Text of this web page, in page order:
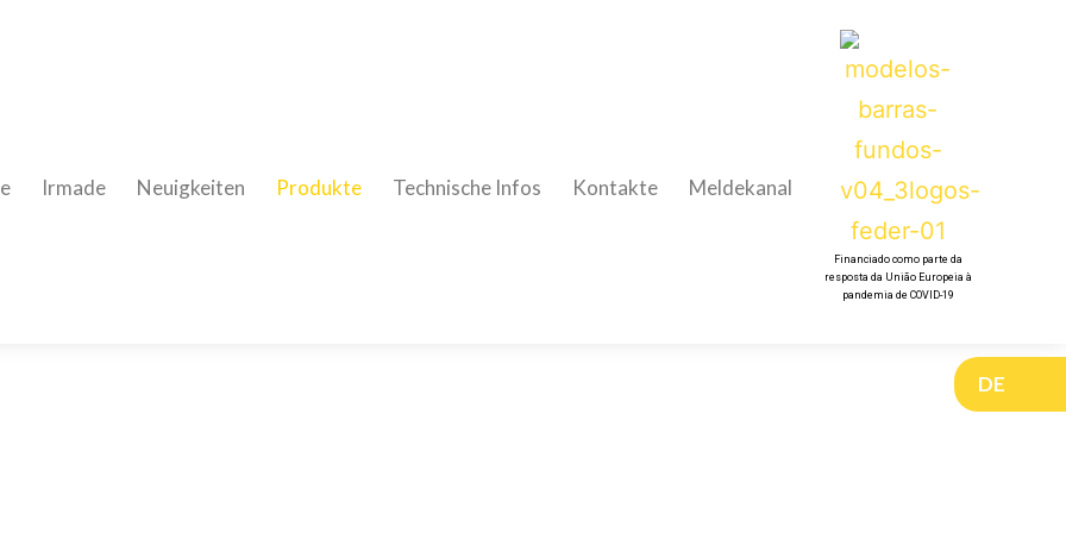
Irmade Neuigkeiten Produkte Technische Infos Kontakte Meldekanal
Financiado como parte da
resposta da União Europeia à
pandemia de COVID-19
DE